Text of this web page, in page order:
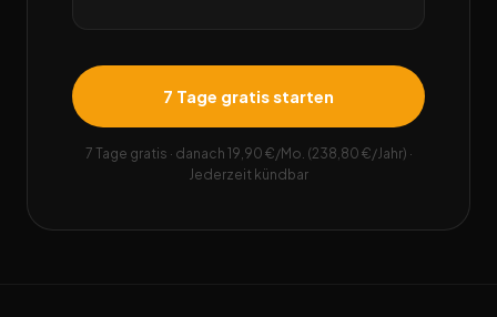
7 Tage gratis starten
7 Tage gratis · danach 19,90 €/Mo. (238,80 €/Jahr) ·
Jederzeit kündbar